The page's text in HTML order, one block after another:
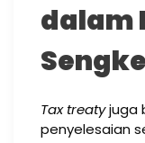
dalam
Tax treatyjuga
penyelesaian